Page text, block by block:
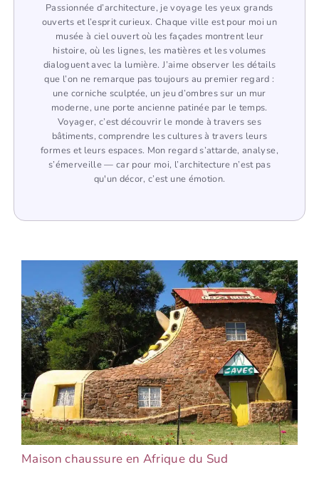
Passionnée d’architecture, je voyage les yeux grands
ouverts et l’esprit curieux. Chaque ville est pour moi un
musée à ciel ouvert où les façades montrent leur
histoire, où les lignes, les matières et les volumes
dialoguent avec la lumière. J’aime observer les détails
que l’on ne remarque pas toujours au premier regard :
une corniche sculptée, un jeu d’ombres sur un mur
moderne, une porte ancienne patinée par le temps.
Voyager, c’est découvrir le monde à travers ses
bâtiments, comprendre les cultures à travers leurs
formes et leurs espaces. Mon regard s’attarde, analyse,
s’émerveille — car pour moi, l’architecture n’est pas
qu'un décor, c’est une émotion.
Maison chaussure en Afrique du Sud